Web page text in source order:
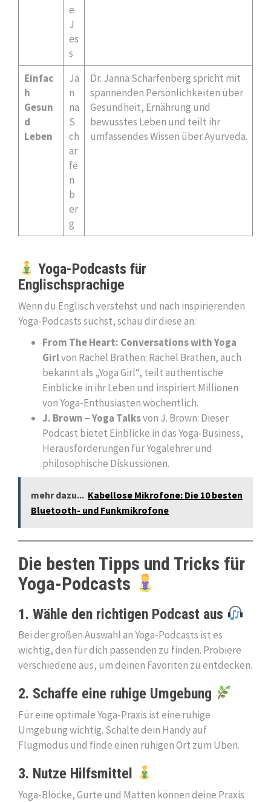
e
J
es
s
Einfac
h
Gesun
d
Leben
Ja
n
na
S
ch
ar
fe
n
b
er
g
Dr. Janna Scharfenberg spricht mit
spannenden Persönlichkeiten über
Gesundheit, Ernährung und
bewusstes Leben und teilt ihr
umfassendes Wissen über Ayurveda.
Yoga-Podcasts für
Englischsprachige
Wenn du Englisch verstehst und nach inspirierenden
Yoga-Podcasts suchst, schau dir diese an:
From The Heart: Conversations with Yoga
Girlvon Rachel Brathen: Rachel Brathen, auch
bekannt als „Yoga Girl“, teilt authentische
Einblicke in ihr Leben und inspiriert Millionen
von Yoga-Enthusiasten wöchentlich.
J. Brown – Yoga Talksvon J. Brown: Dieser
Podcast bietet Einblicke in das Yoga-Business,
Herausforderungen für Yogalehrer und
philosophische Diskussionen.
mehr dazu... Kabellose Mikrofone: Die 10 besten
Bluetooth- und Funkmikrofone
Die besten Tipps und Tricks für
Yoga-Podcasts
1. Wähle den richtigen Podcast aus
Bei der großen Auswahl an Yoga-Podcasts ist es
wichtig, den für dich passenden zu finden. Probiere
verschiedene aus, um deinen Favoriten zu entdecken.
2. Schaffe eine ruhige Umgebung
Für eine optimale Yoga-Praxis ist eine ruhige
Umgebung wichtig. Schalte dein Handy auf
Flugmodus und finde einen ruhigen Ort zum Üben.
3. Nutze Hilfsmittel
Yoga-Blöcke, Gurte und Matten können deine Praxis